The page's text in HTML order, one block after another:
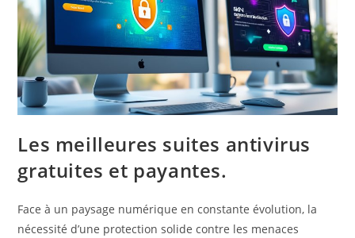
Les meilleures suites antivirus
gratuites et payantes.
Face à un paysage numérique en constante évolution, la
nécessité d’une protection solide contre les menaces